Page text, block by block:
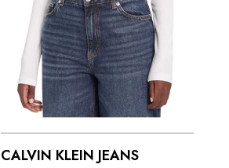
CALVIN KLEIN JEANS